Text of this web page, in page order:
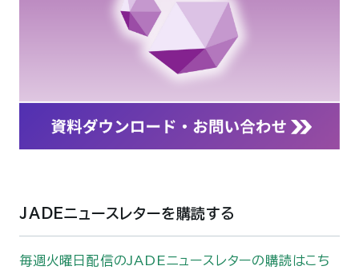
JADEニュースレターを購読する
毎週火曜日配信のJADEニュースレターの購読はこち